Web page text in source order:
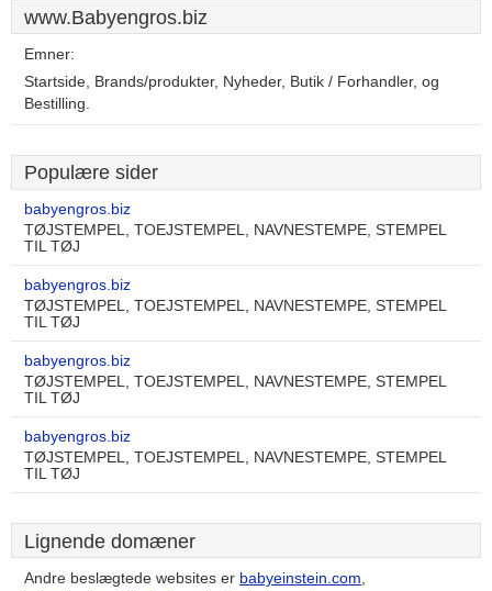
www.Babyengros.biz
Emner:
Startside, Brands/produkter, Nyheder, Butik / Forhandler, og
Bestilling.
Populære sider
babyengros.biz
TØJSTEMPEL, TOEJSTEMPEL, NAVNESTEMPE, STEMPEL
TIL TØJ
babyengros.biz
TØJSTEMPEL, TOEJSTEMPEL, NAVNESTEMPE, STEMPEL
TIL TØJ
babyengros.biz
TØJSTEMPEL, TOEJSTEMPEL, NAVNESTEMPE, STEMPEL
TIL TØJ
babyengros.biz
TØJSTEMPEL, TOEJSTEMPEL, NAVNESTEMPE, STEMPEL
TIL TØJ
Lignende domæner
Andre beslægtede websites er babyeinstein.com,